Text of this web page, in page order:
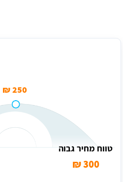
250 ₪
טווח מחיר גבוה
300 ₪